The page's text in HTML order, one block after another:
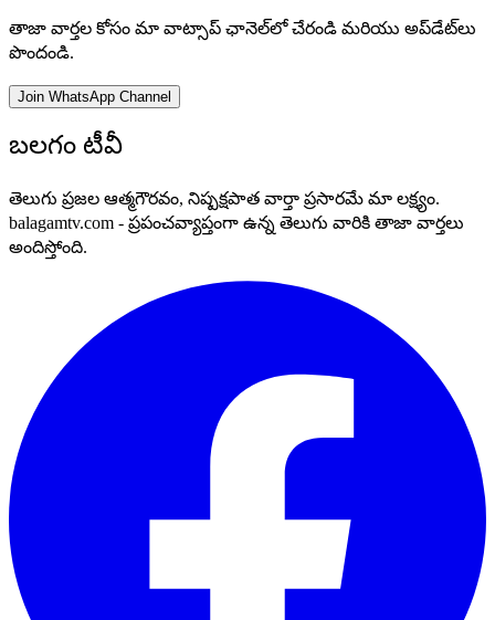
తాజా వార్తల కోసం మా వాట్సాప్ ఛానెల్‌లో చేరండి మరియు అప్‌డేట్‌లు
పొందండి.
Join WhatsApp Channel
బలగం టీవీ
తెలుగు ప్రజల ఆత్మగౌరవం, నిష్పక్షపాత వార్తా ప్రసారమే మా లక్ష్యం.
balagamtv.com - ప్రపంచవ్యాప్తంగా ఉన్న తెలుగు వారికి తాజా వార్తలు
అందిస్తోంది.